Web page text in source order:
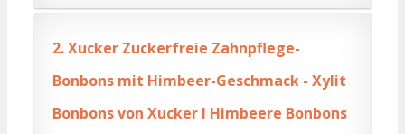
2.Xucker Zuckerfreie Zahnpflege-
Bonbons mit Himbeer-Geschmack - Xylit
Bonbons von Xucker I Himbeere Bonbons